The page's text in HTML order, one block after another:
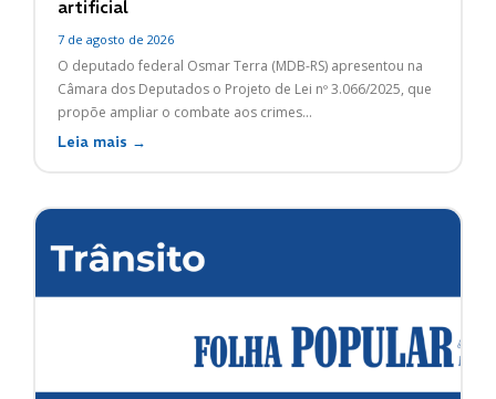
artificial
7 de agosto de 2026
O deputado federal Osmar Terra (MDB-RS) apresentou na
Câmara dos Deputados o Projeto de Lei nº 3.066/2025, que
propõe ampliar o combate aos crimes...
Leia mais →